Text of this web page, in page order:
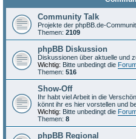
Community Talk
Projekte der phpBB.de-
Themen: 2109
phpBB Diskussion
Diskussionen über aktuelle und
Wichtig: Bitte unbedingt die
Themen: 516
Show-Off
Ihr habt viel Arbeit in die
könnt ihr es hier vorstellen und
Wichtig: Bitte unbedingt die
Themen: 8
phpBB Regional